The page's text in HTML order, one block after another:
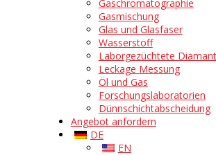
Gaschromatographie
Gasmischung
Glas und Glasfaser
Wasserstoff
Laborgezüchtete
Leckage Messung
Öl und Gas
Forschungslaboratorien
Dünnschichtabscheidung
Angebot anfordern
DE
EN